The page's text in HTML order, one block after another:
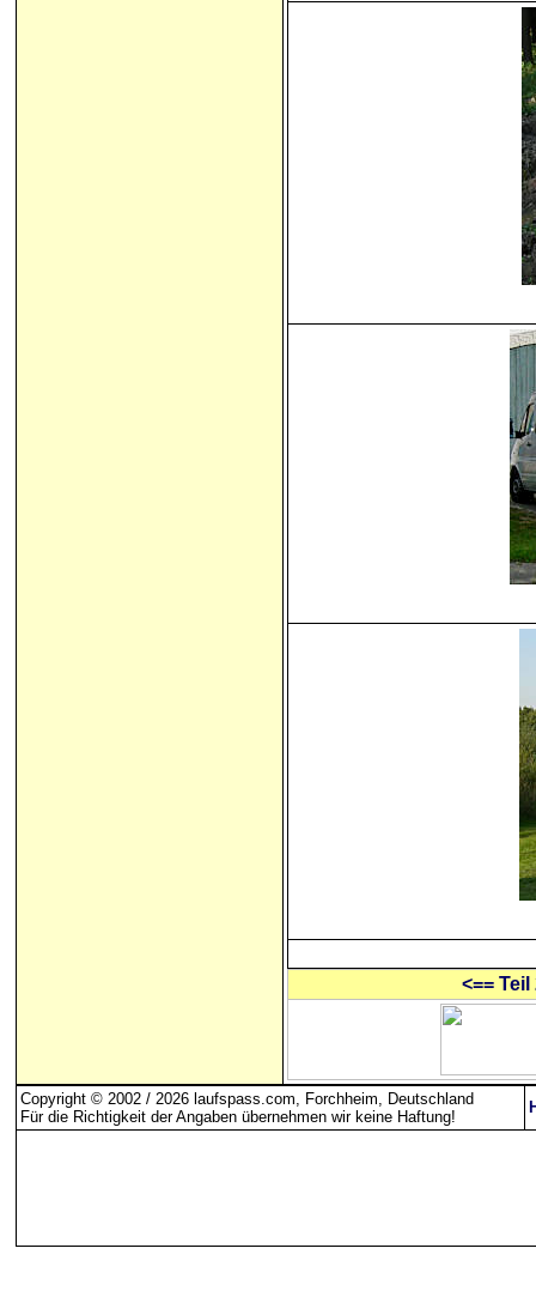
<== Teil
Copyright © 2002 / 2026 laufspass.com, Forchheim, Deutschland
Für die Richtigkeit der Angaben übernehmen wir keine Haftung!